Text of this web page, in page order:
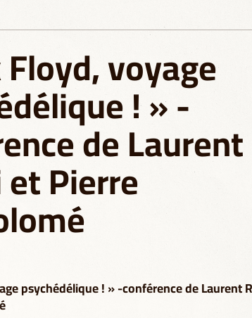
voyage
! » -
de Laurent
Pierre
psychédélique ! » -conférence de Laurent